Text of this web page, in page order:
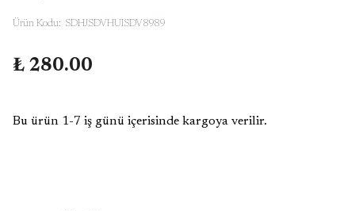
Ürün Kodu: SDHJSDVHUISDV8989
₺ 280.00
Bu ürün 1-7 iş günü içerisinde kargoya verilir.